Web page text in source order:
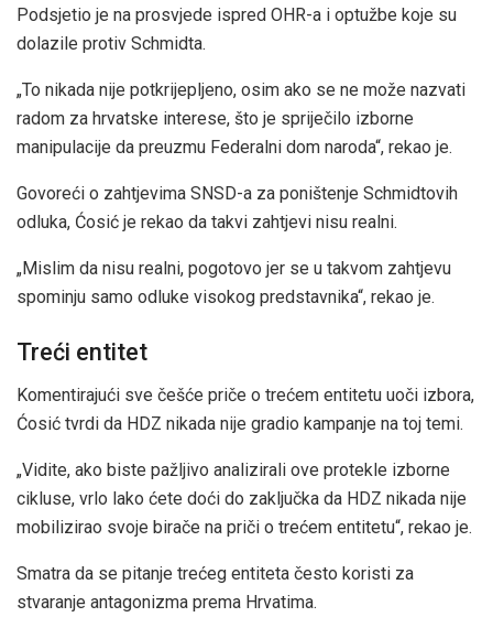
Podsjetio je na prosvjede ispred OHR-a i optužbe koje su
dolazile protiv Schmidta.
„To nikada nije potkrijepljeno, osim ako se ne može nazvati
radom za hrvatske interese, što je spriječilo izborne
manipulacije da preuzmu Federalni dom naroda“, rekao je.
Govoreći o zahtjevima SNSD-a za poništenje Schmidtovih
odluka, Ćosić je rekao da takvi zahtjevi nisu realni.
„Mislim da nisu realni, pogotovo jer se u takvom zahtjevu
spominju samo odluke visokog predstavnika“, rekao je.
Treći entitet
Komentirajući sve češće priče o trećem entitetu uoči izbora,
Ćosić tvrdi da HDZ nikada nije gradio kampanje na toj temi.
„Vidite, ako biste pažljivo analizirali ove protekle izborne
cikluse, vrlo lako ćete doći do zaključka da HDZ nikada nije
mobilizirao svoje birače na priči o trećem entitetu“, rekao je.
Smatra da se pitanje trećeg entiteta često koristi za
stvaranje antagonizma prema Hrvatima.